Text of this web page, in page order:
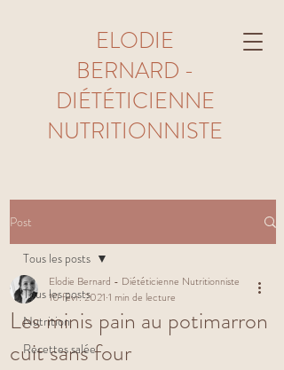
ELODIE
BERNARD -
DIÉTÉTICIENNE
NUTRITIONNISTE
Post
Tous les posts
Nutrition
Recettes salée
Tous les posts
Les minis pain au potimarron
cuit sans four
Elodie Bernard - Diététicienne Nutritionniste
10 févr. 2021 1 min de lecture